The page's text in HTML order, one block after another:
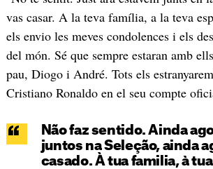
vas casar. A la teva família, a la teva
els envio les meves condolences i els
del món. Sé que sempre estaran amb
pau, Diogo i André. Tots els
Cristiano Ronaldo en el seu compte
Não faz sentido. Ainda
juntos na Seleção, ainda
casado. À tua familia, à